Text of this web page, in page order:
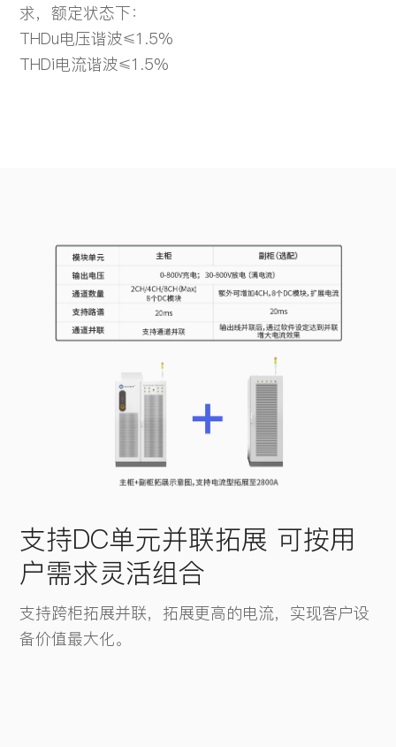
求，额定状态下：
THDu电压谐波≤1.5%
THDi电流谐波≤1.5%
支持DC单元并联拓展 可按用
户需求灵活组合
支持跨柜拓展并联，拓展更高的电流，实现客户设
备价值最大化。